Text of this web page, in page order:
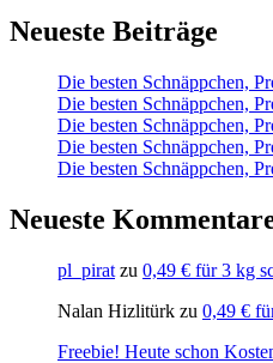
Neueste Beiträge
Die besten Schnäppchen,
Die besten Schnäppchen,
Die besten Schnäppchen,
Die besten Schnäppchen,
Die besten Schnäppchen,
Neueste
pl_pirat zu 0,49 € für 3 kg
Nalan Hizlitürk zu 0,49 €
Freebie! Heute schon